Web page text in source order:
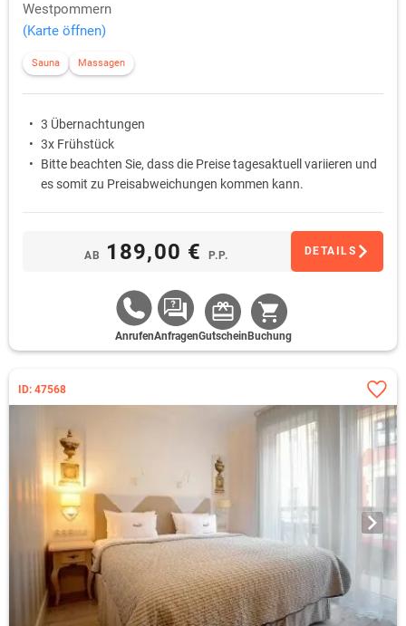
Westpommern
(Karte öffnen)
Sauna Massagen
3 Übernachtungen
3x Frühstück
Bitte beachten Sie, dass die Preise tagesaktuell variieren und
es somit zu Preisabweichungen kommen kann.
AB 189,00 € P.P. DETAILS
AnrufenAnfragenGutschein Buchung
ID: 47568